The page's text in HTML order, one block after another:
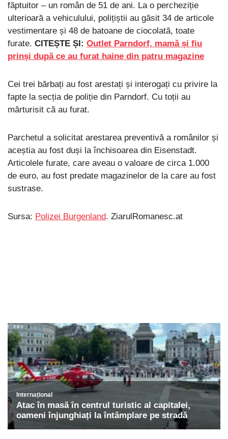
făptuitor – un român de 51 de ani. La o percheziție
ulterioară a vehiculului, polițiștii au găsit 34 de articole
vestimentare și 48 de batoane de ciocolată, toate
furate. CITEȘTE ȘI: Outlet Parndorf, mamă și fiu
prinși după ce au furat haine din patru magazine
Cei trei bărbați au fost arestați și interogați cu privire la
fapte la secția de poliție din Parndorf. Cu toții au
mărturisit că au furat.
Parchetul a solicitat arestarea preventivă a românilor și
aceștia au fost duși la închisoarea din Eisenstadt.
Articolele furate, care aveau o valoare de circa 1.000
de euro, au fost predate magazinelor de la care au fost
sustrase.
Sursa: Polizei Burgenland. ZiarulRomanesc.at